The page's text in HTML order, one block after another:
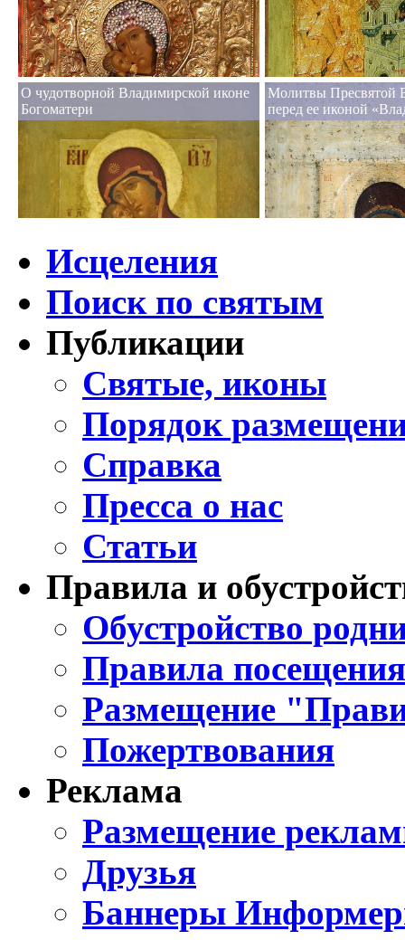
О чудотворной Владимирской иконе
Богоматери
Молитвы Пресвятой
перед ее иконой
Исцеления
Поиск по святым
Публикации
Святые, иконы
Порядок
Справка
Пресса о нас
Статьи
Правила и
Обустройство
Правила
Размещение
Пожертвования
Реклама
Размещение
Друзья
Баннеры